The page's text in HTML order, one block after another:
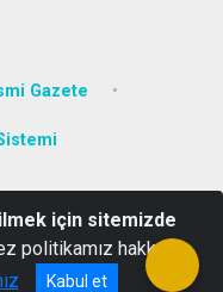
Gazete
04
için sitemizde
politikamız hakkında
Kabul et